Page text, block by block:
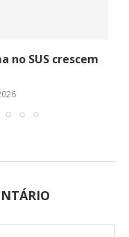
no SUS crescem